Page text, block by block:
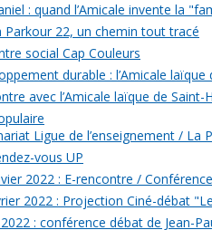
: quand l’Amicale invente la
Parkour 22, un chemin tout tracé
social Cap Couleurs
durable : l’Amicale laïque
avec l’Amicale laïque de Saint-
Ligue de l’enseignement / La
vous UP
2022 : E-rencontre /
2022 : Projection Ciné-débat
: conférence débat de Jean-